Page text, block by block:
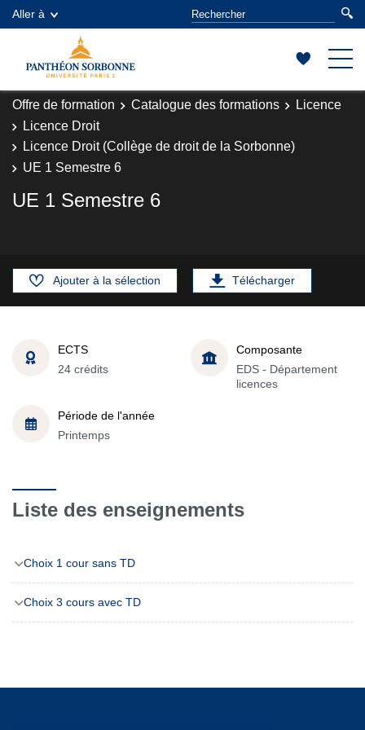
Aller à
Offre de formation Catalogue des formations
Licence
Licence Droit
Licence Droit (Collège de droit de la Sorbonne)
UE 1 Semestre 6
UE 1 Semestre 6
Ajouter à la sélection Télécharger
ECTS
24 crédits
Composante
EDS - Département
licences
Période de l'année
Printemps
Liste des enseignements
Choix 1 cour sans TD
Choix 3 cours avec TD